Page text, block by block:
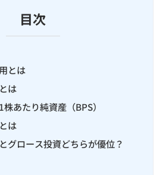
目次
とは
は
あたり純資産（BPS）
は
グロース投資どちらが優位？